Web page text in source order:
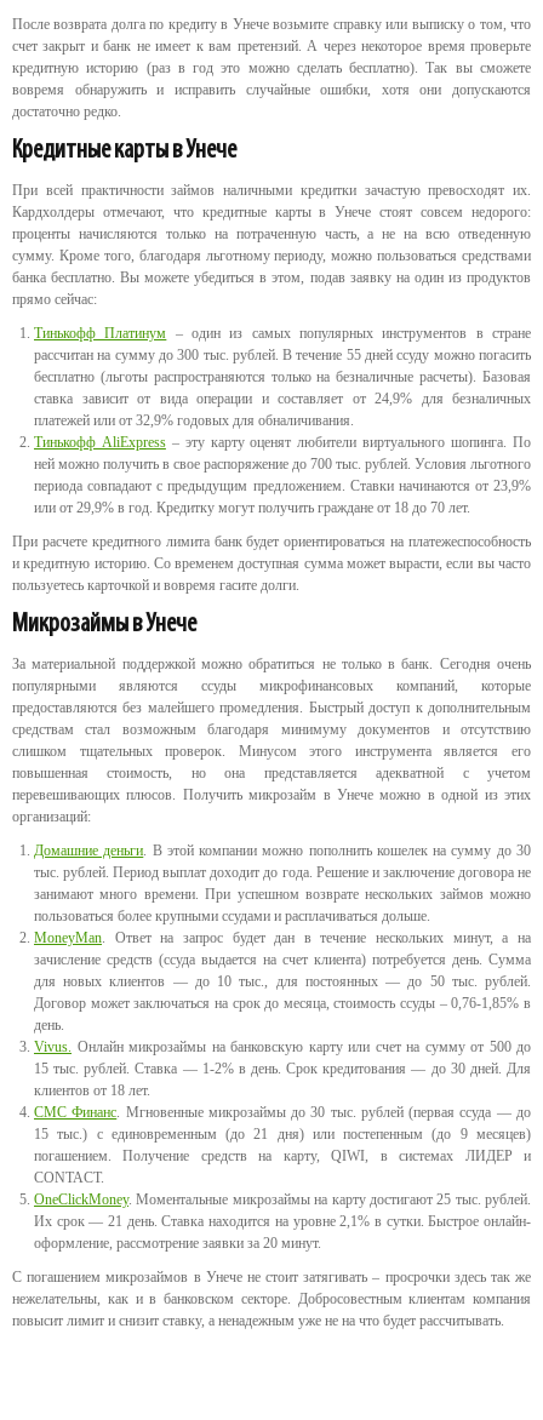
После возврата долга по кредиту в Унече возьмите справку или выписку о том, что
счет закрыт и банк не имеет к вам претензий. А через некоторое время проверьте
кредитную историю (раз в год это можно сделать бесплатно). Так вы сможете
вовремя обнаружить и исправить случайные ошибки, хотя они допускаются
достаточно редко.
Кредитные карты в Унече
При всей практичности займов наличными кредитки зачастую превосходят их.
Кардхолдеры отмечают, что кредитные карты в Унече стоят совсем недорого:
проценты начисляются только на потраченную часть, а не на всю отведенную
сумму. Кроме того, благодаря льготному периоду, можно пользоваться средствами
банка бесплатно. Вы можете убедиться в этом, подав заявку на один из продуктов
прямо сейчас:
Тинькофф Платинум – один из самых популярных инструментов в стране
рассчитан на сумму до 300 тыс. рублей. В течение 55 дней ссуду можно погасить
бесплатно (льготы распространяются только на безналичные расчеты). Базовая
ставка зависит от вида операции и составляет от 24,9% для безналичных
платежей или от 32,9% годовых для обналичивания.
Тинькофф AliExpress– эту карту оценят любители виртуального шопинга. По
ней можно получить в свое распоряжение до 700 тыс. рублей. Условия льготного
периода совпадают с предыдущим предложением. Ставки начинаются от 23,9%
или от 29,9% в год. Кредитку могут получить граждане от 18 до 70 лет.
При расчете кредитного лимита банк будет ориентироваться на платежеспособность
и кредитную историю. Со временем доступная сумма может вырасти, если вы часто
пользуетесь карточкой и вовремя гасите долги.
Микрозаймы в Унече
За материальной поддержкой можно обратиться не только в банк. Сегодня очень
популярными являются ссуды микрофинансовых компаний, которые
предоставляются без малейшего промедления. Быстрый доступ к дополнительным
средствам стал возможным благодаря минимуму документов и отсутствию
слишком тщательных проверок. Минусом этого инструмента является его
повышенная стоимость, но она представляется адекватной с учетом
перевешивающих плюсов. Получить микрозайм в Унече можно в одной из этих
организаций:
Домашние деньги. В этой компании можно пополнить кошелек на сумму до 30
тыс. рублей. Период выплат доходит до года. Решение и заключение договора не
занимают много времени. При успешном возврате нескольких займов можно
пользоваться более крупными ссудами и расплачиваться дольше.
MoneyMan. Ответ на запрос будет дан в течение нескольких минут, а на
зачисление средств (ссуда выдается на счет клиента) потребуется день. Сумма
для новых клиентов — до 10 тыс., для постоянных — до 50 тыс. рублей.
Договор может заключаться на срок до месяца, стоимость ссуды – 0,76-1,85% в
день.
Vivus. Онлайн микрозаймы на банковскую карту или счет на сумму от 500 до
15 тыс. рублей. Ставка — 1-2% в день. Срок кредитования — до 30 дней. Для
клиентов от 18 лет.
СМС Финанс. Мгновенные микрозаймы до 30 тыс. рублей (первая ссуда — до
15 тыс.) с единовременным (до 21 дня) или постепенным (до 9 месяцев)
погашением. Получение средств на карту, QIWI, в системах ЛИДЕР и
CONTACT.
OneClickMoney. Моментальные микрозаймы на карту достигают 25 тыс. рублей.
Их срок — 21 день. Ставка находится на уровне 2,1% в сутки. Быстрое онлайн-
оформление, рассмотрение заявки за 20 минут.
С погашением микрозаймов в Унече не стоит затягивать – просрочки здесь так же
нежелательны, как и в банковском секторе. Добросовестным клиентам компания
повысит лимит и снизит ставку, а ненадежным уже не на что будет рассчитывать.